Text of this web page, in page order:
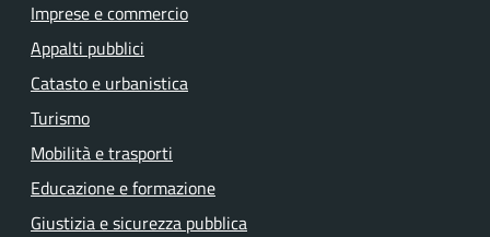
Imprese e commercio
Appalti pubblici
Catasto e urbanistica
Turismo
Mobilità e trasporti
Educazione e formazione
Giustizia e sicurezza pubblica